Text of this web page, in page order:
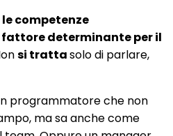
le competenze
determinante per il
si trattasolo di parlare,
programmatore che non
ma sa anche come